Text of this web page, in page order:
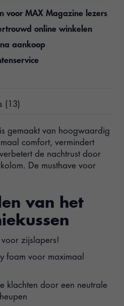
voor MAX Magazine lezers
online winkelen
aankoop
(13)
is gemaakt van hoogwaardig
comfort, vermindert
de nachtrust door
De musthave voor
van het
voor zijslapers!
foam voor maximaal
klachten door een neutrale